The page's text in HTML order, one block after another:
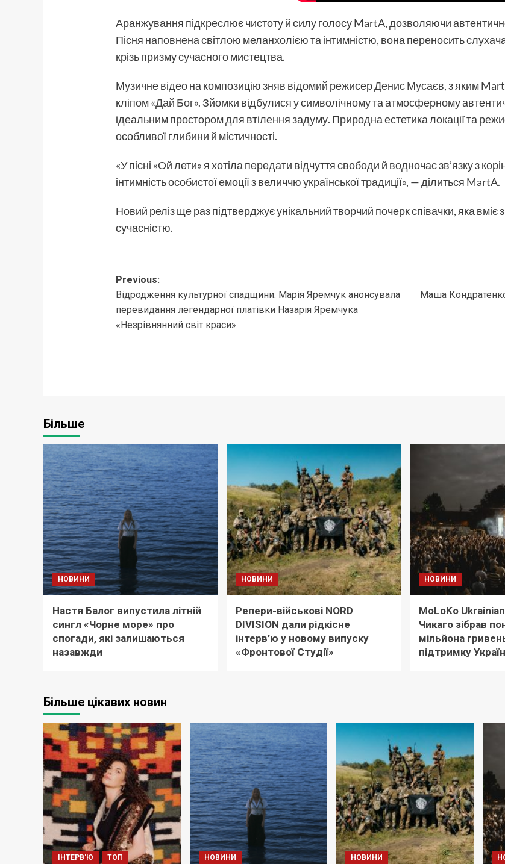
Аранжування підкреслює чистоту й силу голосу MartA, дозволяючи
Пісня наповнена світлою меланхолією та інтимністю, вона переносить
крізь призму сучасного мистецтва.
Музичне відео на композицію зняв відомий режисерДенис Мусаєв, з яким
кліпом«Дай Бог». Зйомки відбулися у символічному та атмосферному
ідеальним простором для втілення задуму. Природна естетика локації та
особливої глибини й містичності.
«У пісні «Ой лети» я хотіла передати відчуття свободи й водночас зв’язку з
інтимність особистої емоції з величчю української традиції», — ділиться MartA.
Новий реліз ще раз підтверджує унікальний творчий почерк співачки, яка
сучасністю.
Post
navigation
Previous:
Відродження культурної спадщини: Марія Яремчук анонсувала
перевидання легендарної платівки Назарія Яремчука
«Незрівнянний світ краси»
Маша
Більше
НОВИНИ
Настя Балог випустила літній
сингл «Чорне море» про
спогади, які залишаються
назавжди
НОВИНИ
Репери-військові NORD
DIVISION дали рідкісне
інтерв’ю у новому випуску
«Фронтової Студії»
НОВИНИ
MoLoKo
Чикаго зібрав
мільйона
підтримку
Більше цікавих новин
ІНТЕРВ'Ю ТОП НОВИНИ НОВИНИ